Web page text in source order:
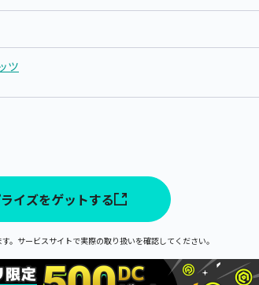
ツ
イズをゲットする
。サービスサイトで実際の取り扱いを確認してください。